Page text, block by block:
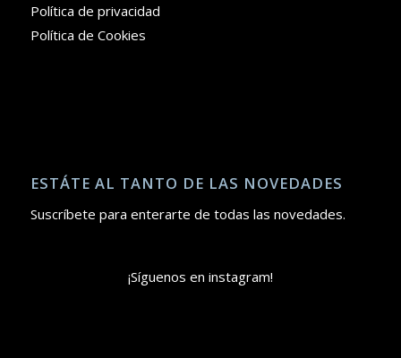
Política de privacidad
Política de Cookies
ESTÁTE AL TANTO DE LAS NOVEDADES
Suscríbete para enterarte de todas las novedades.
¡Síguenos en instagram!